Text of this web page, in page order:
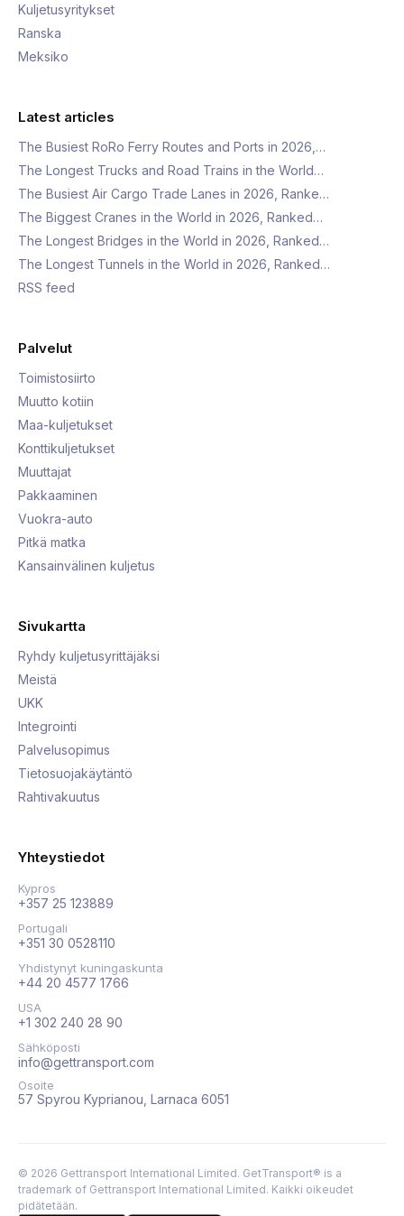
Kuljetusyritykset
Ranska
Meksiko
Latest articles
The Busiest RoRo Ferry Routes and Ports in 2026,…
The Longest Trucks and Road Trains in the World…
The Busiest Air Cargo Trade Lanes in 2026, Ranke…
The Biggest Cranes in the World in 2026, Ranked…
The Longest Bridges in the World in 2026, Ranked…
The Longest Tunnels in the World in 2026, Ranked…
RSS feed
Palvelut
Toimistosiirto
Muutto kotiin
Maa-kuljetukset
Konttikuljetukset
Muuttajat
Pakkaaminen
Vuokra-auto
Pitkä matka
Kansainvälinen kuljetus
Sivukartta
Ryhdy kuljetusyrittäjäksi
Meistä
UKK
Integrointi
Palvelusopimus
Tietosuojakäytäntö
Rahtivakuutus
Yhteystiedot
Kypros
+357 25 123889
Portugali
+351 30 0528110
Yhdistynyt kuningaskunta
+44 20 4577 1766
USA
+1 302 240 28 90
Sähköposti
info@gettransport.com
Osoite
57 Spyrou Kyprianou, Larnaca 6051
© 2026 Gettransport International Limited. GetTransport® is a
trademark of Gettransport International Limited. Kaikki oikeudet
pidätetään.